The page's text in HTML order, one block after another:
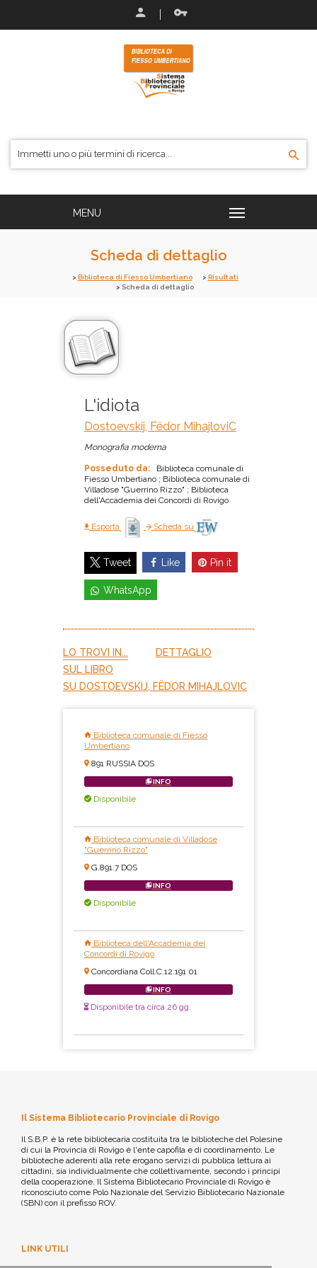
Scheda di dettaglio
Biblioteca di Fiesso Umbertiano
Risultati
Scheda di dettaglio
L'idiota
Dostoevskij, Fëdor MihajloviC
Monografia moderna
Posseduto da:
Biblioteca comunale di
Fiesso Umbertiano ; Biblioteca comunale di
Villadose "Guerrino Rizzo" ; Biblioteca
dell'Accademia dei Concordi di Rovigo
Esporta Scheda su
Tweet Like Pin it
WhatsApp
LO TROVI IN...
DETTAGLIO
SUL LIBRO
SU DOSTOEVSKIJ, FËDOR MIHAJLOVIC
Biblioteca comunale di Fiesso
Umbertiano
891 RUSSIA DOS
INFO
Disponibile
Biblioteca comunale di Villadose
"Guerrino Rizzo"
G.891.7 DOS
INFO
Disponibile
Biblioteca dell'Accademia dei
Concordi di Rovigo
Concordiana Coll.C.12.191 01
INFO
Disponibile tra circa 26 gg.
Il Sistema Bibliotecario Provinciale di Rovigo
Il S.B.P. è la rete bibliotecaria costituita tra le biblioteche del Polesine
di cui la Provincia di Rovigo è l'ente capofila e di coordinamento. Le
biblioteche aderenti alla rete erogano servizi di pubblica lettura ai
cittadini, sia individualmente che collettivamente, secondo i principi
della cooperazione. Il Sistema Bibliotecario Provinciale di Rovigo è
riconosciuto come Polo Nazionale del Servizio Bibliotecario Nazionale
(SBN) con il prefisso ROV.
LINK UTILI